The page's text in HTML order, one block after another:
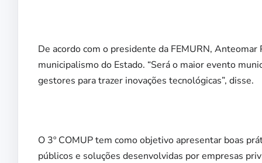
De acordo com o presidente da FEMURN,
municipalismo do Estado. “Será o maior evento
gestores para trazer inovações tecnológicas”, disse.
O 3º COMUP tem como objetivo apresentar boas
públicos e soluções desenvolvidas por empresas